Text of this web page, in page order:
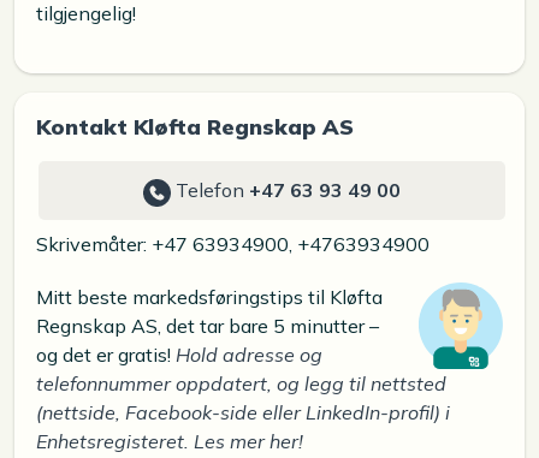
tilgjengelig!
Kontakt Kløfta Regnskap AS
Telefon +47 63 93 49 00
Skrivemåter: +47 63934900, +4763934900
Mitt beste markedsføringstips til Kløfta
Regnskap AS, det tar bare 5 minutter –
og det er gratis! Hold adresse og
telefonnummer oppdatert, og legg til nettsted
(nettside, Facebook-side eller LinkedIn-profil) i
Enhetsregisteret. Les mer her!